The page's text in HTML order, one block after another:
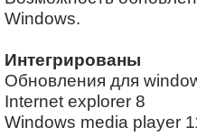
Windows.
Интегрированы
Обновления для
Internet explorer 8
Windows media player